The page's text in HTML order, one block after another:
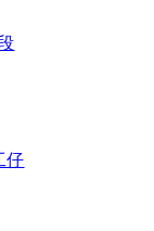
仔